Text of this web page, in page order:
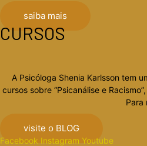
saiba mais
CURSOS
A Psicóloga Shenia Karlsson tem
cursos sobre “Psicanálise e
Para
visite o BLOG
Facebook Instagram Youtube